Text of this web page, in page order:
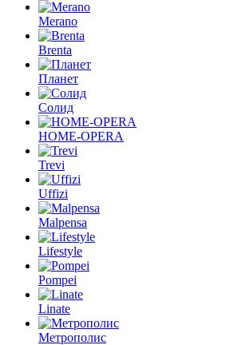
Merano
Brenta
Планет
Солид
HOME-OPERA
Trevi
Uffizi
Malpensa
Lifestyle
Pompei
Linate
Метрополис